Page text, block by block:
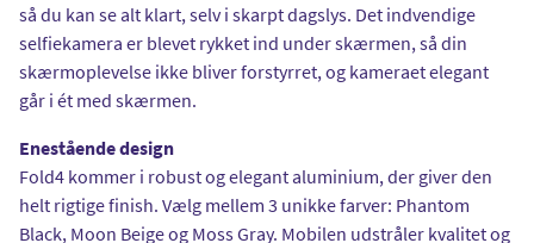
så du kan se alt klart, selv i skarpt dagslys. Det indvendige
selfiekamera er blevet rykket ind under skærmen, så din
skærmoplevelse ikke bliver forstyrret, og kameraet elegant
går i ét med skærmen.
Enestående design
Fold4 kommer i robust og elegant aluminium, der giver den
helt rigtige finish. Vælg mellem 3 unikke farver: Phantom
Black, Moon Beige og Moss Gray. Mobilen udstråler kvalitet og